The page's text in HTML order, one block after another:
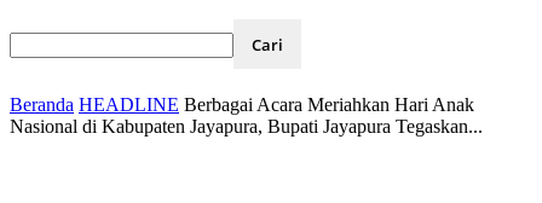
Beranda HEADLINE Berbagai Acara Meriahkan Hari Anak
Nasional di Kabupaten Jayapura, Bupati Jayapura Tegaskan...